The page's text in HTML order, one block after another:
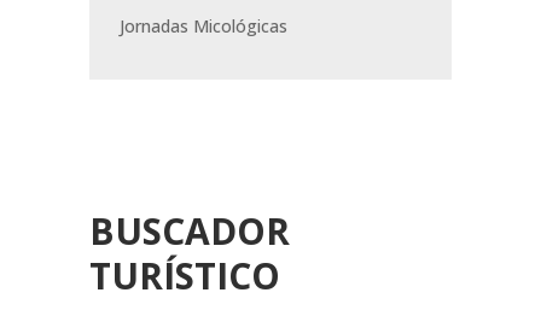
Jornadas Micológicas
BUSCADOR
TURÍSTICO